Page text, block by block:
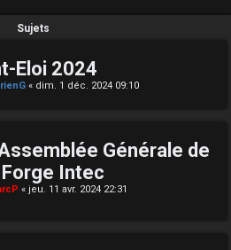
Sujets
Eloi 2024
« dim. 1 déc. 2024 09:10
Générale de
Intec
« jeu. 11 avr. 2024 22:31